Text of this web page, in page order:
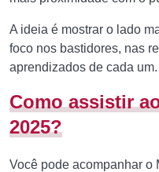
A ideia é mostrar o lado
foco nos bastidores, nas
aprendizados de cada um.
Como assistir
2025?
Você pode acompanhar o